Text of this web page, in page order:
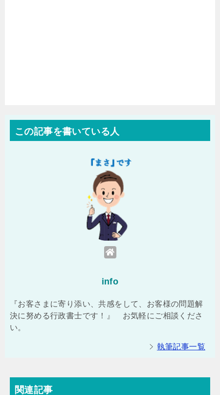
この記事を書いている人
info
『お客さまに寄り添い、共感をして、お客様の問題解
決に努める行政書士です！』 お気軽にご相談くださ
い。
執筆記事一覧
関連記事